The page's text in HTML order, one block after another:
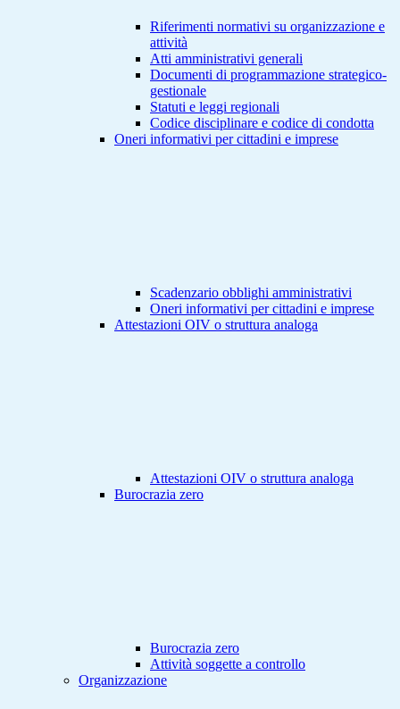
Riferimenti normativi su organizzazione e
attività
Atti amministrativi generali
Documenti di programmazione strategico-
gestionale
Statuti e leggi regionali
Codice disciplinare e codice di condotta
Oneri informativi per cittadini e imprese
Scadenzario obblighi amministrativi
Oneri informativi per cittadini e imprese
Attestazioni OIV o struttura analoga
Attestazioni OIV o struttura analoga
Burocrazia zero
Burocrazia zero
Attività soggette a controllo
Organizzazione